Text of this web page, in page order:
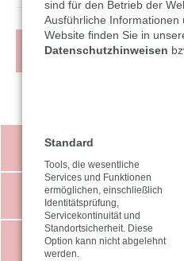
ZURÜCK
sind für den Betrieb der
Ausführliche
Website finden Sie in
Datenschutzhinweisen
Standard
Tools, die wesentliche
Services und Funktionen
ermöglichen, einschließlich
Identitätsprüfung,
Servicekontinuität und
Standortsicherheit. Diese
Option kann nicht abgelehnt
werden.